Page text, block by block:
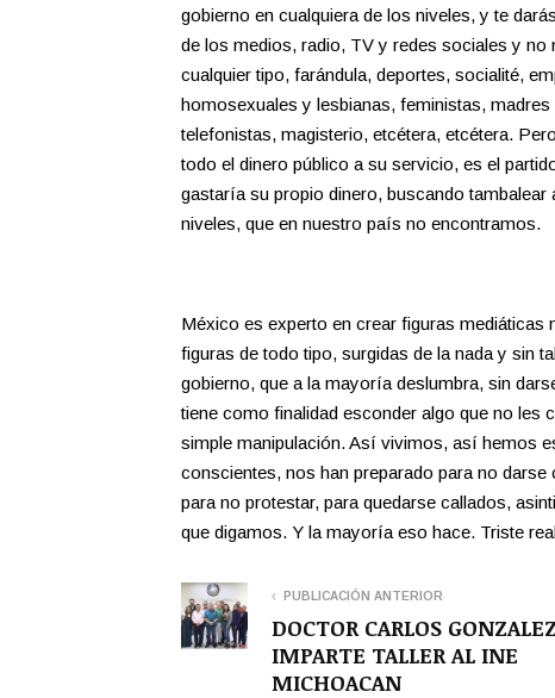
gobierno en cualquiera de los niveles, y te
de los medios, radio, TV y redes sociales y
cualquier tipo, farándula, deportes, socialité,
homosexuales y lesbianas, feministas,
telefonistas, magisterio, etcétera, etcétera.
todo el dinero público a su servicio, es el
gastaría su propio dinero, buscando
niveles, que en nuestro país no encontramos.
México es experto en crear figuras mediáticas
figuras de todo tipo, surgidas de la nada y sin
gobierno, que a la mayoría deslumbra, sin
tiene como finalidad esconder algo que no les
simple manipulación. Así vivimos, así hemos
conscientes, nos han preparado para no darse
para no protestar, para quedarse callados,
que digamos. Y la mayoría eso hace. Triste
PUBLICACIÓN ANTERIOR
DOCTOR CARLOS
IMPARTE TALLER AL INE
MICHOACAN